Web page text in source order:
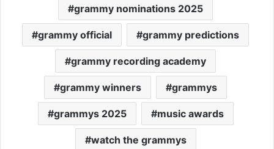
grammy nominations 2025
grammy official grammy predictions
grammy recording academy
grammy winners grammys
grammys 2025 music awards
watch the grammys